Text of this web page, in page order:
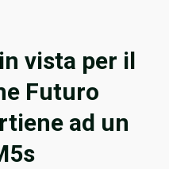
vista per il
Futuro
ad un